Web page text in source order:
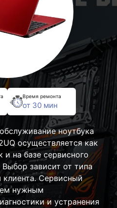
Время ремонта
от 30 мин
ноутбука
осуществляется как
на базе сервисного
Выбор зависит от типа
Сервисный
нужным
и устранения